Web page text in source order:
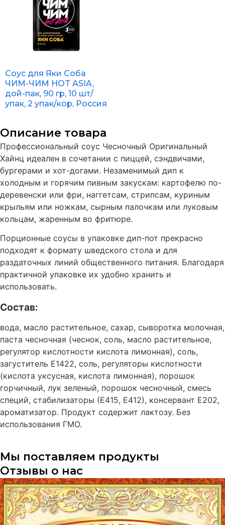
Соус для Яки Соба
ЧИМ-ЧИМ HOT ASIA,
дой-пак, 90 гр, 10 шт/
упак, 2 упак/кор, Россия
Описание товара
Профессиональный соус Чесночный Оригинальный
Хайнц идеален в сочетании c пиццей, сэндвичами,
бургерами и хот-догами. Незаменимый дип к
холодным и горячим пивным закускам: картофелю по-
деревенски или фри, наггетсам, стрипсам, куриным
крыльям или ножкам, сырным палочкам или луковым
кольцам, жаренным во фритюре.
Порционные соусы в упаковке дип-пот прекрасно
подходят к формату шведского стола и для
раздаточных линий общественного питания. Благодаря
практичной упаковке их удобно хранить и
использовать.
Состав:
вода, масло растительное, сахар, сыворотка молочная,
паста чесночная (чеснок, соль, масло растительное,
регулятор кислотности кислота лимонная), соль,
загуститель Е1422, соль, регуляторы кислотности
(кислота уксусная, кислота лимонная), порошок
горчичный, лук зеленый, порошок чесночный, смесь
специй, стабилизаторы (Е415, Е412), консервант Е202,
ароматизатор. Продукт содержит лактозу. Без
использования ГМО.
Мы поставляем продукты
Отзывы о нас